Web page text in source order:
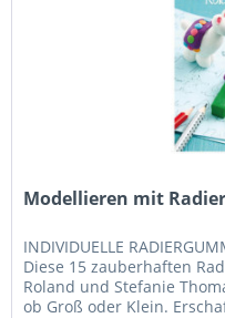
Modellieren mit
INDIVIDUELLE
Diese 15 zauberhaften
Roland und Stefanie
ob Groß oder Klein.